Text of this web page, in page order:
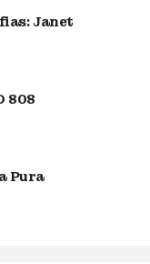
Janet
808
Pura